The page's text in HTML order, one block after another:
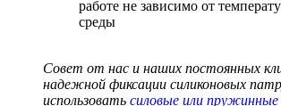
работе не зависимо от
среды
Совет от нас и наших постоянных
надежной фиксации силиконовых
использовать силовые или